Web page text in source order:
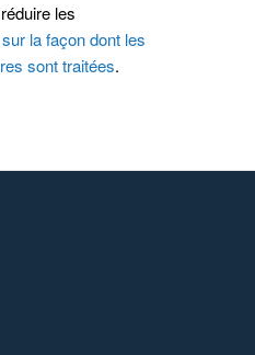
les
la façon dont les
sont traitées.